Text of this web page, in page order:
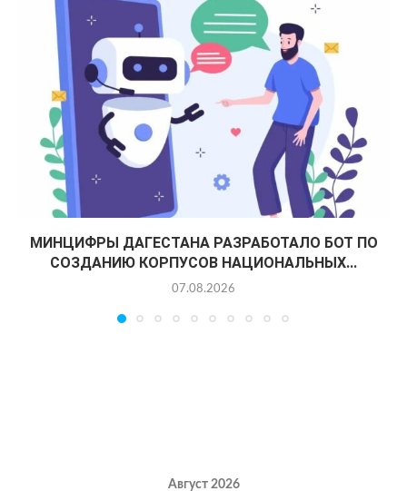
МИНЦИФРЫ ДАГЕСТАНА РАЗРАБОТАЛО БОТ ПО
СОЗДАНИЮ КОРПУСОВ НАЦИОНАЛЬНЫХ...
07.08.2026
Август 2026